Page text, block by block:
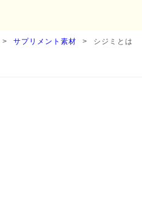
サプリメント素材 シジミとは